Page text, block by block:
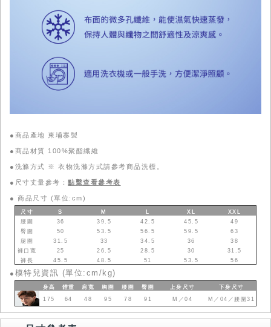
●商品產地 柬埔寨製
●商品材質 100%聚酯纖維
●洗滌方式 ※ 衣物洗滌方式請參考商品洗標。
●尺寸丈量參考： 點擊查看參考表
● 商品尺寸 (單位:cm)
尺寸 S M XL
XXL
腰圍
36 39.5 42.5 45.5
49
臀圍
50 53.5 56.5 59.5
63
腿圍
31.5 33 34.5 36
38
褲口寬
25 26.5 28.5 30
31.5
褲長
45.5 48.5 51 53.5 56
● 模特兒資訊 (單位:cm/kg)
身高 體重 肩寬 胸圍 腰圍 臀圍 上身 尺寸 下身 尺寸
175
64 48 95 78 91 M／04 M／04／腰圍31